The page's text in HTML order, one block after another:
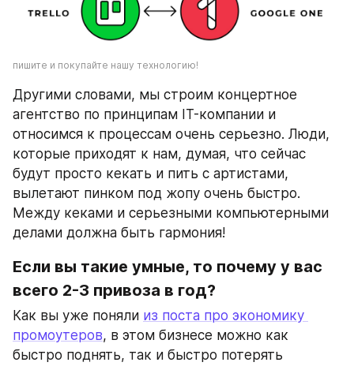
пишите и покупайте нашу технологию!
Другими словами, мы строим концертное
агентство по принципам IT-компании и
относимся к процессам очень серьезно. Люди,
которые приходят к нам, думая, что сейчас
будут просто кекать и пить с артистами,
вылетают пинком под жопу очень быстро.
Между кеками и серьезными компьютерными
делами должна быть гармония!
Если вы такие умные, то почему у вас
всего 2-3 привоза в год?
Как вы уже поняли из поста про экономику
промоутеров, в этом бизнесе можно как
быстро поднять, так и быстро потерять